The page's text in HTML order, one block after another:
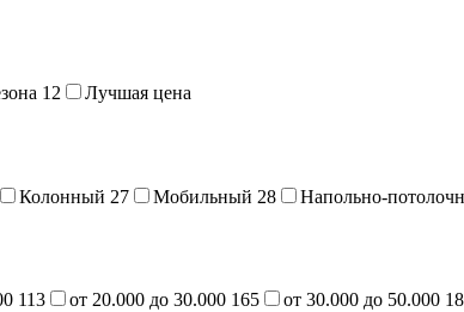
12 Лучшая цена
Колонный 27 Мобильный 28 Напольно-
113 от 20.000 до 30.000 165 от 30.000 до 50.000